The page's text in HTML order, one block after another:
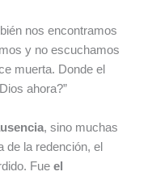
nos encontramos
y no escuchamos
muerta. Donde el
ahora?”
, sino muchas
de la redención, el
Fueel